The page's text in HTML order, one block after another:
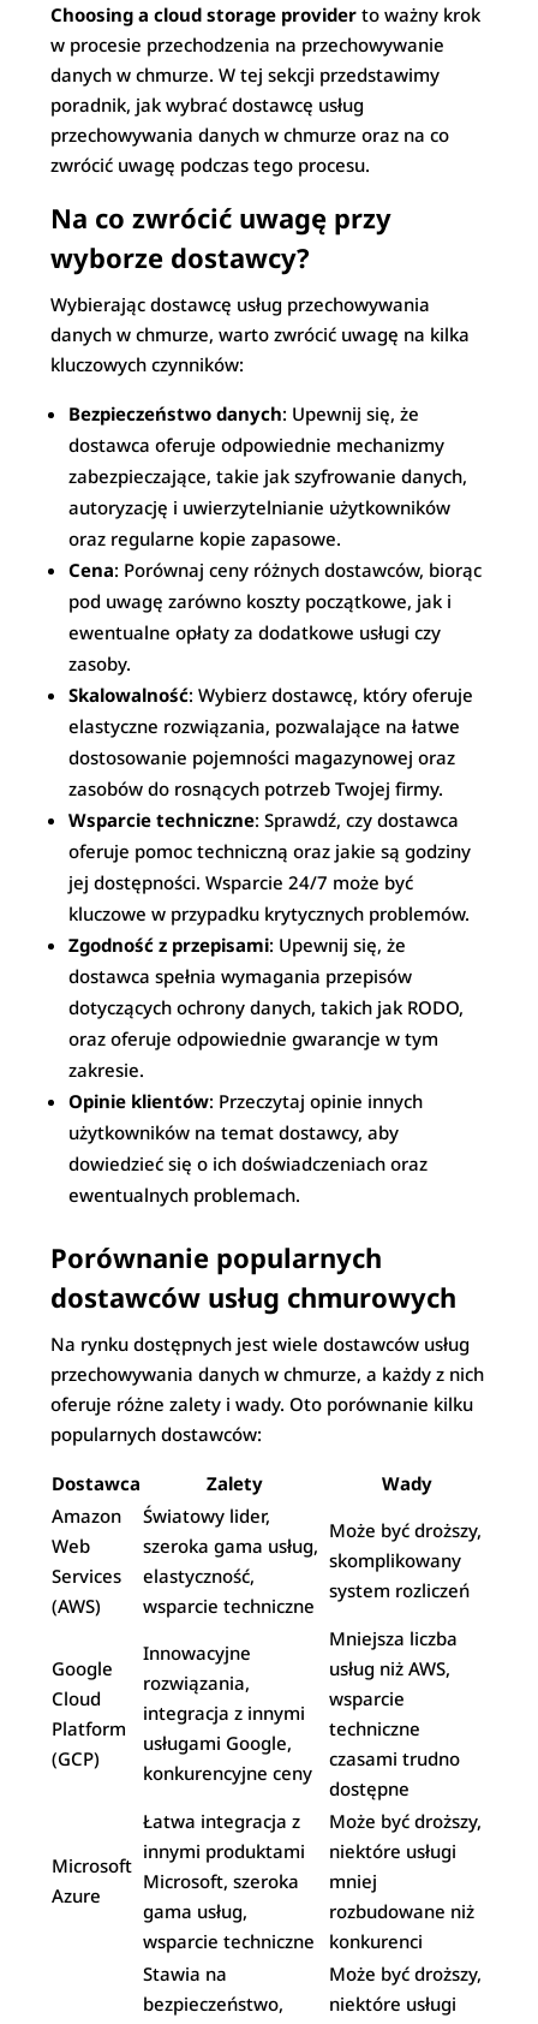
Choosing a cloud storage provider to ważny krok
w procesie przechodzenia na przechowywanie
danych w chmurze. W tej sekcji przedstawimy
poradnik, jak wybrać dostawcę usług
przechowywania danych w chmurze oraz na co
zwrócić uwagę podczas tego procesu.
Na co zwrócić uwagę przy
wyborze dostawcy?
Wybierając dostawcę usług przechowywania
danych w chmurze, warto zwrócić uwagę na kilka
kluczowych czynników:
Bezpieczeństwo danych: Upewnij się, że
dostawca oferuje odpowiednie mechanizmy
zabezpieczające, takie jak szyfrowanie danych,
autoryzację i uwierzytelnianie użytkowników
oraz regularne kopie zapasowe.
Cena: Porównaj ceny różnych dostawców, biorąc
pod uwagę zarówno koszty początkowe, jak i
ewentualne opłaty za dodatkowe usługi czy
zasoby.
Skalowalność: Wybierz dostawcę, który oferuje
elastyczne rozwiązania, pozwalające na łatwe
dostosowanie pojemności magazynowej oraz
zasobów do rosnących potrzeb Twojej firmy.
Wsparcie techniczne: Sprawdź, czy dostawca
oferuje pomoc techniczną oraz jakie są godziny
jej dostępności. Wsparcie 24/7 może być
kluczowe w przypadku krytycznych problemów.
Zgodność z przepisami: Upewnij się, że
dostawca spełnia wymagania przepisów
dotyczących ochrony danych, takich jak RODO,
oraz oferuje odpowiednie gwarancje w tym
zakresie.
Opinie klientów: Przeczytaj opinie innych
użytkowników na temat dostawcy, aby
dowiedzieć się o ich doświadczeniach oraz
ewentualnych problemach.
Porównanie popularnych
dostawców usług chmurowych
Na rynku dostępnych jest wiele dostawców usług
przechowywania danych w chmurze, a każdy z nich
oferuje różne zalety i wady. Oto porównanie kilku
popularnych dostawców:
Dostawca Zalety
Wady
Amazon
Web
Services
(AWS)
Światowy lider,
szeroka gama usług,
elastyczność,
wsparcie techniczne
Może być droższy,
skomplikowany
system rozliczeń
Google
Cloud
Platform
(GCP)
Innowacyjne
rozwiązania,
integracja z innymi
usługami Google,
konkurencyjne ceny
Mniejsza liczba
usług niż AWS,
wsparcie
techniczne
czasami trudno
dostępne
Microsoft
Azure
Łatwa integracja z
innymi produktami
Microsoft, szeroka
gama usług,
wsparcie techniczne
Może być droższy,
niektóre usługi
mniej
rozbudowane niż
konkurenci
Stawia na
bezpieczeństwo,
Może być droższy,
niektóre usługi